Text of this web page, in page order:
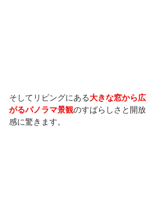
そしてリビングにある大きな窓から広
がるパノラマ景観のすばらしさと開放
感に驚きます。